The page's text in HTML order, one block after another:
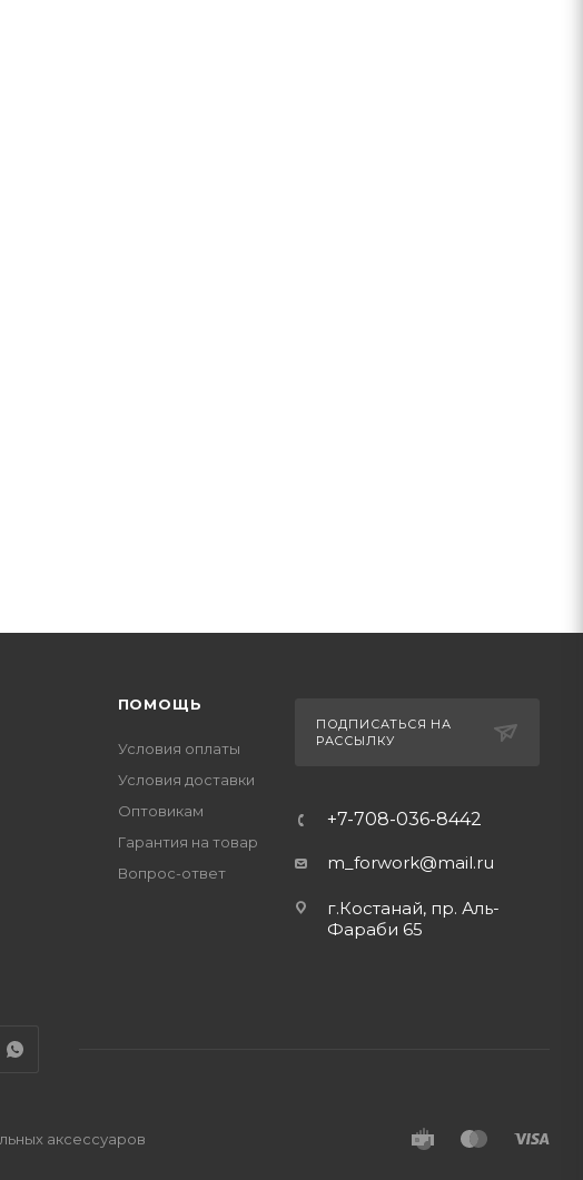
ПОМОЩЬ
Условия оплаты
Условия доставки
Оптовикам
Гарантия на товар
Вопрос-ответ
ПОДПИСАТЬСЯ НА
РАССЫЛКУ
+7-708-036-8442
m_forwork@mail.ru
г.Костанай, пр. Аль-
Фараби 65
аксессуаров